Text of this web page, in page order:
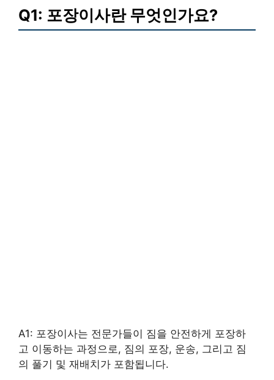
Q1: 포장이사란 무엇인가요?
A1: 포장이사는 전문가들이 짐을 안전하게 포장하
고 이동하는 과정으로, 짐의 포장, 운송, 그리고 짐
의 풀기 및 재배치가 포함됩니다.